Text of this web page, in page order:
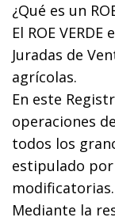
¿Qué es un
El ROE
Juradas de
agrícolas.
En este
operaciones
todos los
estipulado por
modificatorias.
Mediante la